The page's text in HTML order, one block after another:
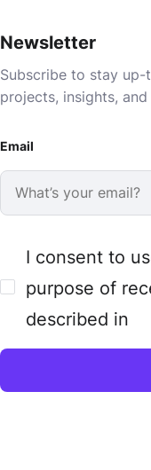
Newsletter
Subscribe to stay
projects, insights, and
Email
I consent to
purpose of
described in